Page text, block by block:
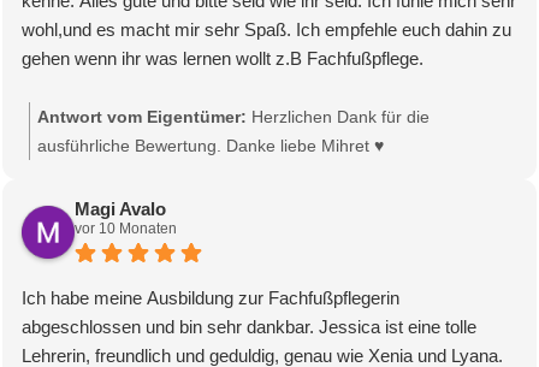
Angebote. Mit den Zusatzzertifikaten umfasst sie acht intensive
Tage voller Wissen, Praxis und persönlicher Betreuung.
vom ersten Tag an willkommen und bestens aufgehoben.
Ich bin sehr dankbar, Teil dieser Schule gewesen zu sein. Mein
kompletten Team. Wer eine qualitativ hochwertige Ausbildung
in einer wertschätzenden und professionellen Umgebung
sucht, ist hier genau richtig.
Wir waren wunderbare Gruppe,passiert auch nicht immer.
Habe tolle Männchen kennengelernt.
Danke Jessica meine Dozentin
wohl,und es macht mir sehr Spaß. Ich empfehle euch dahin zu
gehen wenn ihr was lernen wollt z.B Fachfußpflege.
Antwort vom Eigentümer: Herzlichen Dank für die
ausführliche Bewertung. Danke liebe Mihret ♥️
Magi Avalo
vor 10 Monaten
Ich habe meine Ausbildung zur Fachfußpflegerin
abgeschlossen und bin sehr dankbar. Jessica ist eine tolle
Lehrerin, freundlich und geduldig, genau wie Xenia und Lyana.